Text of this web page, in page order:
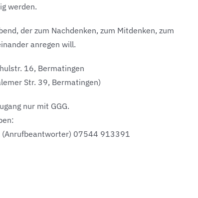
werden.
der zum Nachdenken, zum Mitdenken, zum
anregen will.
16, Bermatingen
Str. 39, Bermatingen)
nur mit GGG.
(Anrufbeantworter) 07544 913391